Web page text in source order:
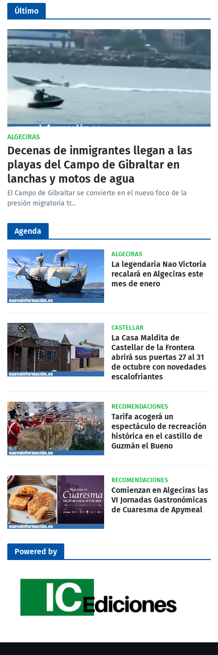
Último
ALGECIRAS
Decenas de inmigrantes llegan a las
playas del Campo de Gibraltar en
lanchas y motos de agua
El Campo de Gibraltar se convierte en el nuevo foco de la
presión migratoria tr…
Agenda
ALGECIRAS
La legendaria Nao Victoria
recalará en Algeciras este
mes de enero
CASTELLAR
La Casa Maldita de
Castellar de la Frontera
abrirá sus puertas 27 al 31
de octubre con novedades
escalofriantes
RECOMENDACIONES
Tarifa acogerá un
espectáculo de recreación
histórica en el castillo de
Guzmán el Bueno
RECOMENDACIONES
Comienzan en Algeciras las
VI Jornadas Gastronómicas
de Cuaresma de Apymeal
Powered by